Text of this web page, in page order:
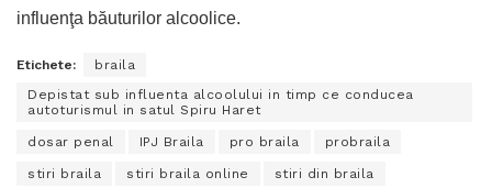
influenţa băuturilor alcoolice.
Etichete:
braila
Depistat sub influenta alcoolului in timp ce conducea
autoturismul in satul Spiru Haret
dosar penal IPJ Braila pro braila probraila
stiri braila stiri braila online stiri din braila